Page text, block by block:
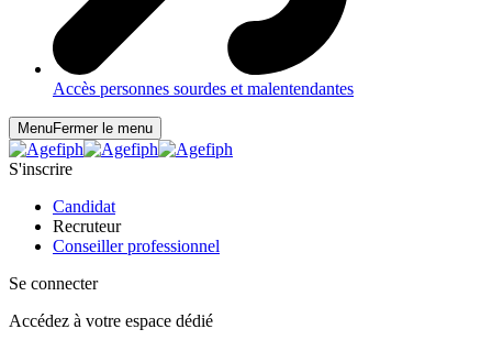
Accès personnes sourdes et malentendantes
MenuFermer le menu
S'inscrire
Candidat
Recruteur
Conseiller professionnel
Se connecter
Accédez à votre espace dédié